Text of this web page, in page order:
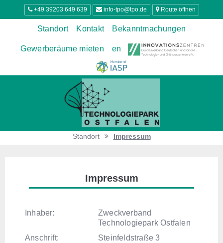
+49 39203 649 639 info-tpo@tpo.de Route öffnen
Standort Kontakt Bekanntmachungen
Gewerberäume mieten en
Standort Impressum
Impressum
Inhaber:
Zweckverband
Technologiepark Ostfalen
Anschrift:
Steinfeldstraße 3